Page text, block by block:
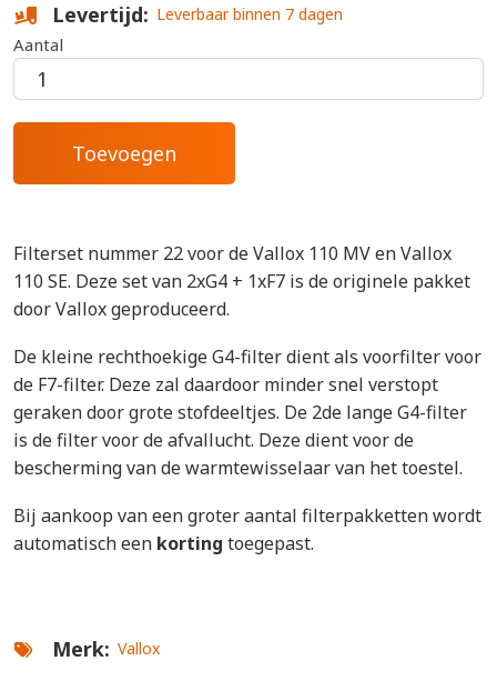
Levertijd Leverbaar binnen 7 dagen
Aantal
Filterset nummer 22 voor de Vallox 110 MV en Vallox
110 SE. Deze set van 2xG4 + 1xF7 is de originele pakket
door Vallox geproduceerd.
De kleine rechthoekige G4-filter dient als voorfilter voor
de F7-filter. Deze zal daardoor minder snel verstopt
geraken door grote stofdeeltjes. De 2de lange G4-filter
is de filter voor de afvallucht. Deze dient voor de
bescherming van de warmtewisselaar van het toestel.
Bij aankoop van een groter aantal filterpakketten wordt
automatisch een korting toegepast.
Merk Vallox